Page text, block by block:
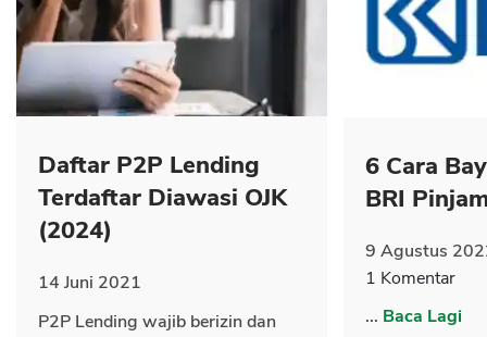
Daftar P2P Lending
Terdaftar Diawasi OJK
(2024)
14 Juni 2021
P2P Lending wajib berizin dan
6 Cara
BRI
9 Agustus
1 Komentar
... Baca Lagi